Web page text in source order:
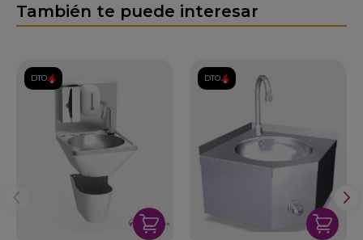
También te puede interesar
DTO. DTO.